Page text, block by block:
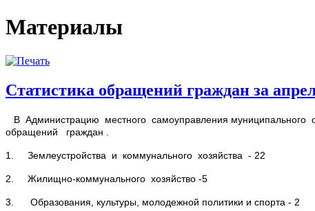
Материалы
Статистика обращений граждан за
В Администрацию местного самоуправления
обращений граждан .
1. Землеустройства и коммунального хозяйства - 22
2. Жилищно-коммунального хозяйство -5
3. Образования, культуры, молодежной политики и спорта - 2